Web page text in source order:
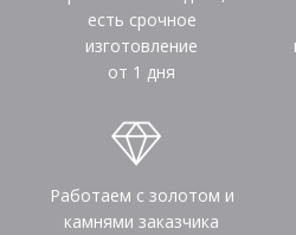
есть срочное
изготовление
от 1 дня
Работаем с золотом и
камнями заказчика